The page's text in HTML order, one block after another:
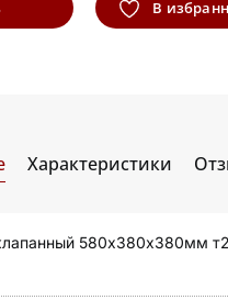
В
Характеристики
580х380х380мм